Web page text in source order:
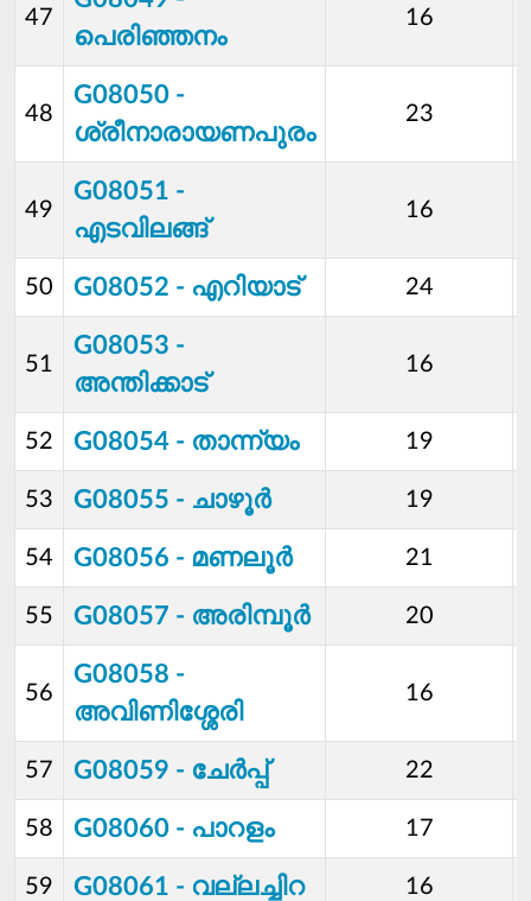
47
പെരിഞ്ഞനം
16
48
G08050 -
ശ്രീനാരായണപുരം
23
49
G08051 -
എടവിലങ്ങ്
16
50 G08052 - എറിയാട് 24
51
G08053 -
അന്തിക്കാട്
16
52 G08054 - താന്ന്യം 19
53 G08055 - ചാഴൂര്‍ 19
54 G08056 - മണലൂര്‍ 21
55 G08057 - അരി‍മ്പൂര്‍ 20
56
G08058 -
അവിണിശ്ശേരി
16
57 G08059 - ചേര്‍പ്പ് 22
58 G08060 - പാറളം 17
59 G08061 - വല്ലച്ചിറ 16